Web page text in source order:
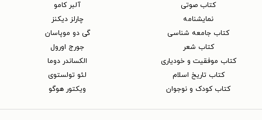
کتاب‌ صوتی
نمایشنامه
کتاب جامعه شناسی
کتاب شعر
کتاب موفقیت و خودیاری
کتاب تاریخ اسلام
کتاب کودک و نوجوان
آلبر کامو
چارلز دیکنز
گی دو موپاسان
جورج اورول
الکساندر دوما
لئو تولستوی
ویکتور هوگو